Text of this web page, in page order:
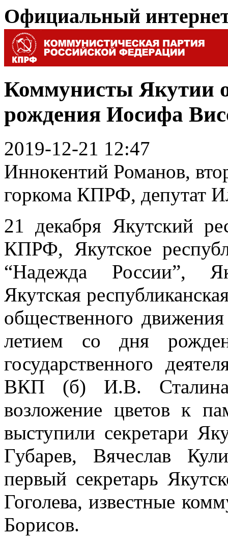
Официальный
Коммунисты Якутии
рождения Иосифа
2019-12-21 12:47
Иннокентий Романов,
горкома КПРФ, депутат
21 декабря Якутский
КПРФ, Якутское
“Надежда России”,
Якутская
общественного
летием со дня
государственного
ВКП (б) И.В.
возложение цветов к
выступили секретари
Губарев, Вячеслав
первый секретарь
Гоголева, известные
Борисов.